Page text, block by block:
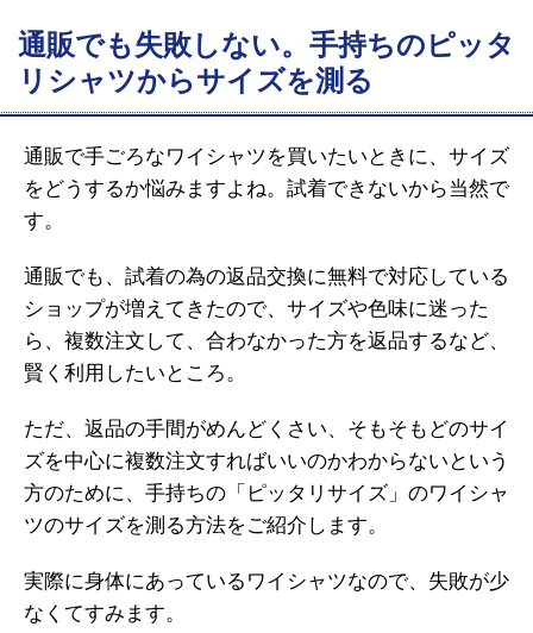
通販でも失敗しない。手持ちのピッタ
リシャツからサイズを測る
通販で手ごろなワイシャツを買いたいときに、サイズ
をどうするか悩みますよね。試着できないから当然で
す。
通販でも、試着の為の返品交換に無料で対応している
ショップが増えてきたので、サイズや色味に迷った
ら、複数注文して、合わなかった方を返品するなど、
賢く利用したいところ。
ただ、返品の手間がめんどくさい、そもそもどのサイ
ズを中心に複数注文すればいいのかわからないという
方のために、手持ちの「ピッタリサイズ」のワイシャ
ツのサイズを測る方法をご紹介します。
実際に身体にあっているワイシャツなので、失敗が少
なくてすみます。